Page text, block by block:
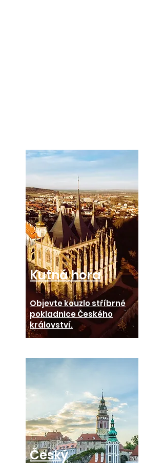
Kutná hora
Objevte kouzlo stříbrné
pokladnice Českého
království.
Český